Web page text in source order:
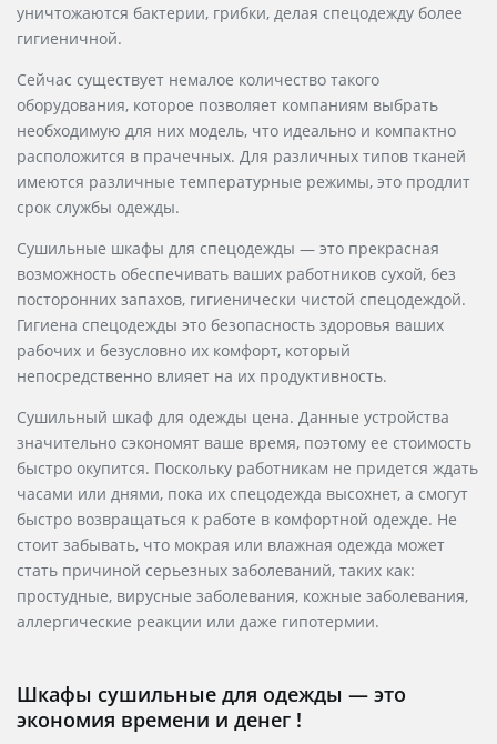
уничтожаются бактерии, грибки, делая спецодежду более
гигиеничной.
Сейчас существует немалое количество такого
оборудования, которое позволяет компаниям выбрать
необходимую для них модель, что идеально и компактно
расположится в прачечных. Для различных типов тканей
имеются различные температурные режимы, это продлит
срок службы одежды.
Сушильные шкафы для спецодежды — это прекрасная
возможность обеспечивать ваших работников сухой, без
посторонних запахов, гигиенически чистой спецодеждой.
Гигиена спецодежды это безопасность здоровья ваших
рабочих и безусловно их комфорт, который
непосредственно влияет на их продуктивность.
Сушильный шкаф для одежды цена. Данные устройства
значительно сэкономят ваше время, поэтому ее стоимость
быстро окупится. Поскольку работникам не придется ждать
часами или днями, пока их спецодежда высохнет, а смогут
быстро возвращаться к работе в комфортной одежде. Не
стоит забывать, что мокрая или влажная одежда может
стать причиной серьезных заболеваний, таких как:
простудные, вирусные заболевания, кожные заболевания,
аллергические реакции или даже гипотермии.
Шкафы сушильные для одежды — это
экономия времени и денег !